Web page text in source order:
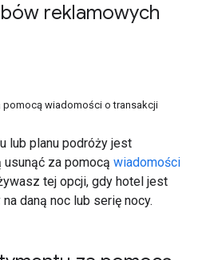
reklamowych
pomocą wiadomości o transakcji
lub planu podróży jest
za pomocą wiadomości
tej opcji, gdy hotel jest
daną noc lub serię nocy.